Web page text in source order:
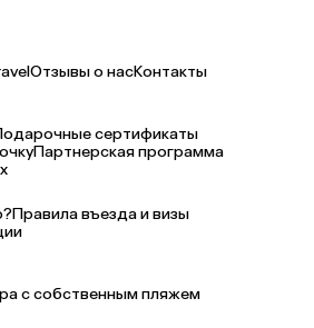
Отзывы о насКонтакты
сертификаты
Партнерская программа
Правила въезда и визы
с собственным пляжем